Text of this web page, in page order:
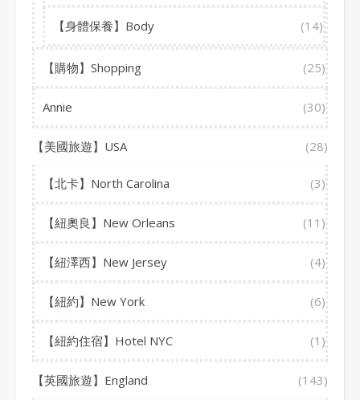
【身體保養】Body (14)
【購物】Shopping (25)
Annie (30)
【美國旅遊】USA (28)
【北卡】North Carolina (3)
【紐奧良】New Orleans (11)
【紐澤西】New Jersey (4)
【紐約】New York (6)
【紐約住宿】Hotel NYC (1)
【英國旅遊】England (143)